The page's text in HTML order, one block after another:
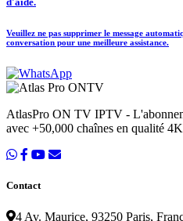
Veuillez ne pas supprimer le message
conversation pour une meilleure assistance.
AtlasPro ON TV IPTV -
avec +50,000 chaînes en qualité
Contact
4 Av. Maurice, 93250 Paris,